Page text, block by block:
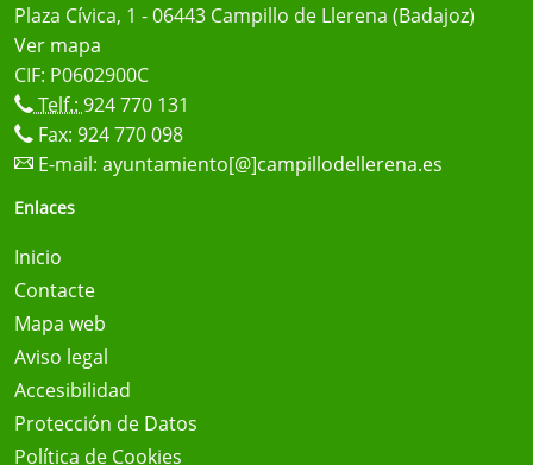
Plaza Cívica, 1 - 06443 Campillo de Llerena (Badajoz)
Ver mapa
CIF: P0602900C
Telf.: 924 770 131
Fax: 924 770 098
E-mail: ayuntamiento[@]campillodellerena.es
Enlaces
Inicio
Contacte
Mapa web
Aviso legal
Accesibilidad
Protección de Datos
Política de Cookies